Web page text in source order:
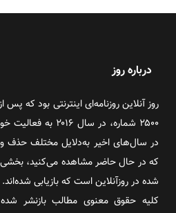
درباره روز
۲۵۰۰ شماره، در
در سال‌های اخیر به‌دلایل مختلف حذف
که در حال حاضر مشاهده می‌کنید،
شده در روزآنلاین است که بازیابی شده‌اند.
کلیه حقوق معنوی مطالب بازنشر